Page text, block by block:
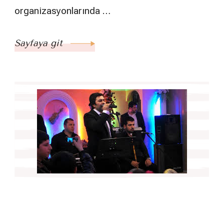
organizasyonlarında …
Sayfaya git